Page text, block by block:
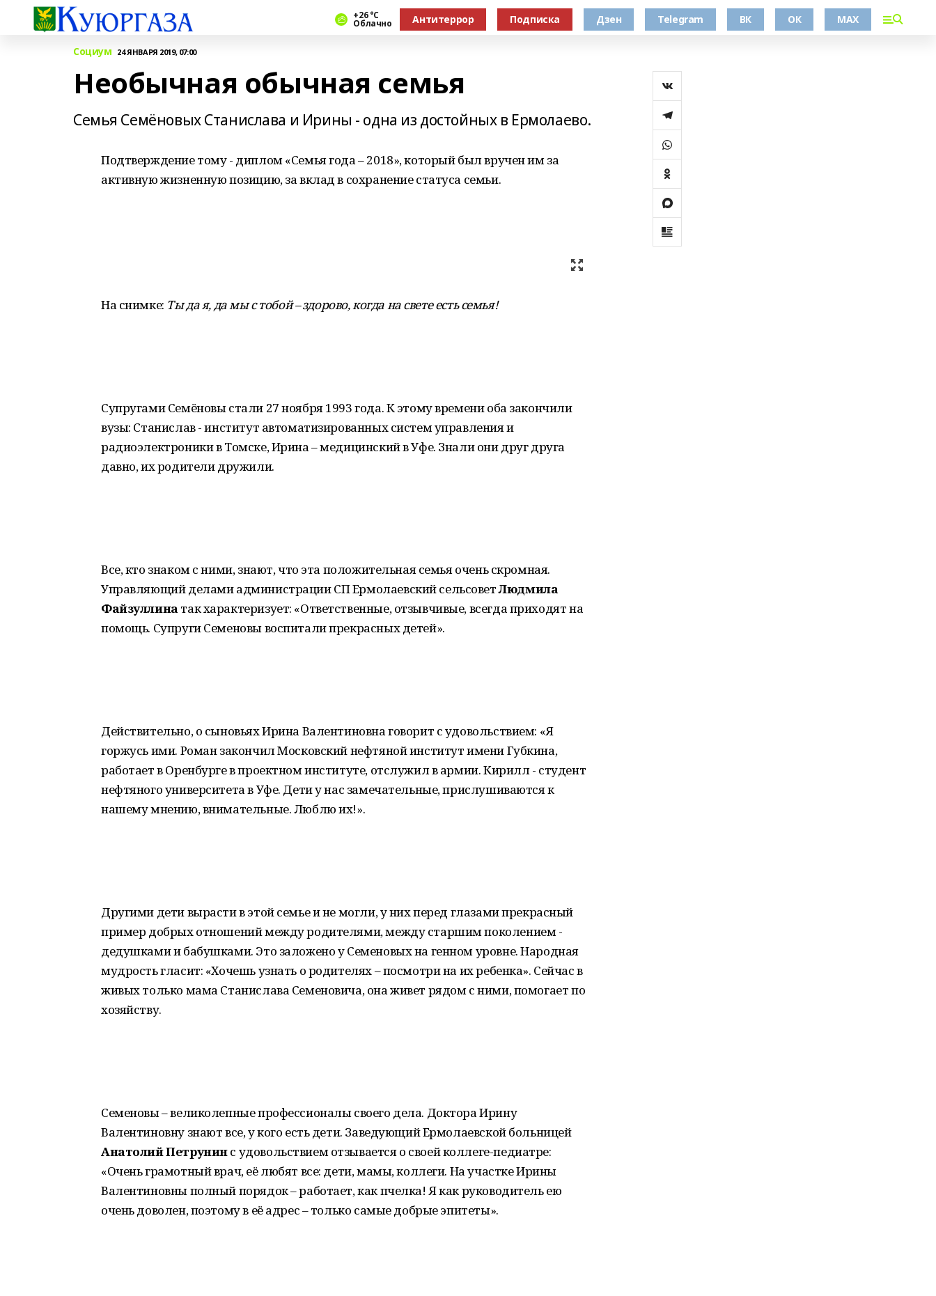
+26 °С
Облачно Антитеррор Подписка Дзен Telegram ВК ОК MAX
Социум 24 ЯНВАРЯ 2019, 07:00
Необычная обычная семья
Семья Семёновых Станислава и Ирины - одна из достойных в Ермолаево.
Подтверждение тому - диплом «Семья года – 2018», который был вручен им за
активную жизненную позицию, за вклад в сохранение статуса семьи.
На снимке: Ты да я, да мы с тобой – здорово, когда на свете есть семья!
Супругами Семёновы стали 27 ноября 1993 года. К этому времени оба закончили
вузы: Станислав - институт автоматизированных систем управления и
радиоэлектроники в Томске, Ирина – медицинский в Уфе. Знали они друг друга
давно, их родители дружили.
Все, кто знаком с ними, знают, что эта положительная семья очень скромная.
Управляющий делами администрации СП Ермолаевский сельсоветЛюдмила
Файзуллина так характеризует: «Ответственные, отзывчивые, всегда приходят на
помощь. Супруги Семеновы воспитали прекрасных детей».
Действительно, о сыновьях Ирина Валентиновна говорит с удовольствием: «Я
горжусь ими. Роман закончил Московский нефтяной институт имени Губкина,
работает в Оренбурге в проектном институте, отслужил в армии. Кирилл - студент
нефтяного университета в Уфе. Дети у нас замечательные, прислушиваются к
нашему мнению, внимательные. Люблю их!».
Другими дети вырасти в этой семье и не могли, у них перед глазами прекрасный
пример добрых отношений между родителями, между старшим поколением -
дедушками и бабушками. Это заложено у Семеновых на генном уровне. Народная
мудрость гласит: «Хочешь узнать о родителях – посмотри на их ребенка». Сейчас в
живых только мама Станислава Семеновича, она живет рядом с ними, помогает по
хозяйству.
Семеновы – великолепные профессионалы своего дела. Доктора Ирину
Валентиновну знают все, у кого есть дети. Заведующий Ермолаевской больницей
Анатолий Петрунинс удовольствием отзывается о своей коллеге-педиатре:
«Очень грамотный врач, её любят все: дети, мамы, коллеги. На участке Ирины
Валентиновны полный порядок – работает, как пчелка! Я как руководитель ею
очень доволен, поэтому в её адрес – только самые добрые эпитеты».